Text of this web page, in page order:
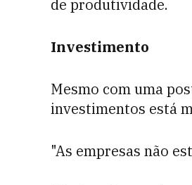
de produtividade.
Investimento
Mesmo com uma
investimentos está
"As empresas não